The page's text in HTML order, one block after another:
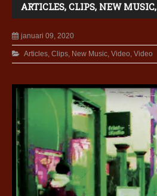
ARTICLES, CLIPS, NEW MUSIC,
januari 09, 2020
Articles, Clips, New Music, Video, Video